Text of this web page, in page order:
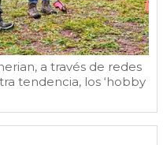
a través de redes
tendencia, los ‘hobby